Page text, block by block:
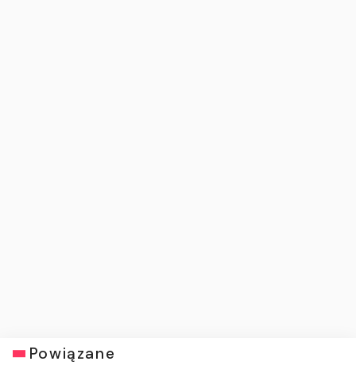
Powiązane